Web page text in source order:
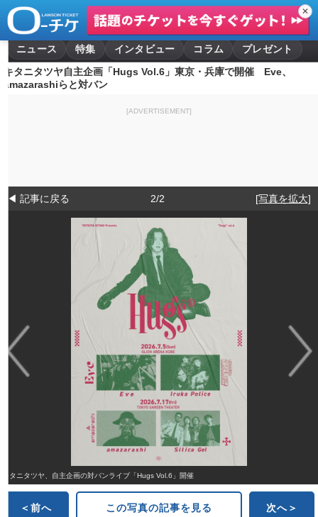
✕
ニュース 特集 インタビュー コラム
プレゼント
キタニタツヤ自主企画「Hugs Vol.6」東京・兵庫で開催 Eve、
amazarashiらと対バン
[ADVERTISEMENT]
◀ 記事に戻る 2/2 [写真を拡大]
キタニタツヤ、自主企画の対バンライブ「Hugs Vol.6」開催
＜前へ この写真の記事を見る 次へ＞